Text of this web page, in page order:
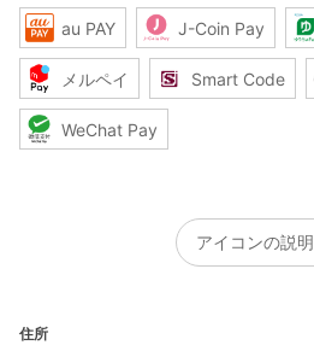
au PAY J-Coin Pay
メルペイ Smart Code
WeChat Pay
アイコンの説明
住所